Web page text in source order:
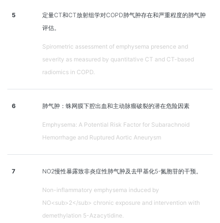
5
定量CT和CT放射组学对COPD肺气肿存在和严重程度的肺气肿
评估。
Spirometric assessment of emphysema presence and
severity as measured by quantitative CT and CT-based
radiomics in COPD.
6 肺气肿：蛛网膜下腔出血和主动脉瘤破裂的潜在危险因素
Emphysema: A Potential Risk Factor for Subarachnoid
Hemorrhage and Ruptured Aortic Aneurysm
7 NO2慢性暴露致非炎症性肺气肿及去甲基化5-氮胞苷的干预。
Non-inflammatory emphysema induced by
NO<sub>2</sub> chronic exposure and intervention with
demethylation 5-Azacytidine.